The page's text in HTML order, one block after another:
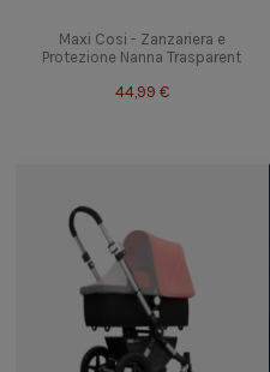
Maxi Cosi - Zanzariera e
Protezione Nanna Trasparent
44,99 €